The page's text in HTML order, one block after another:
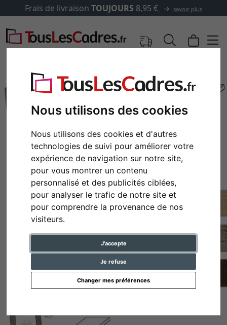
Nous utilisons des cookies
Nous utilisons des cookies et d'autres
technologies de suivi pour améliorer votre
expérience de navigation sur notre site,
pour vous montrer un contenu
personnalisé et des publicités ciblées,
pour analyser le trafic de notre site et
pour comprendre la provenance de nos
visiteurs.
J'accepte
Je refuse
Changer mes préférences
Frais de livraison TOUJOURS 8,95 € savoir plus
Retour